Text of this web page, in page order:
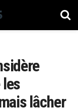
lâcher